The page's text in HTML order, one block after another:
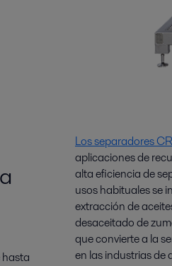
Los separadores CR
aplicaciones de
alta eficiencia de
usos habituales se
extracción de
desaceitado de
que convierte a la
en las industrias de